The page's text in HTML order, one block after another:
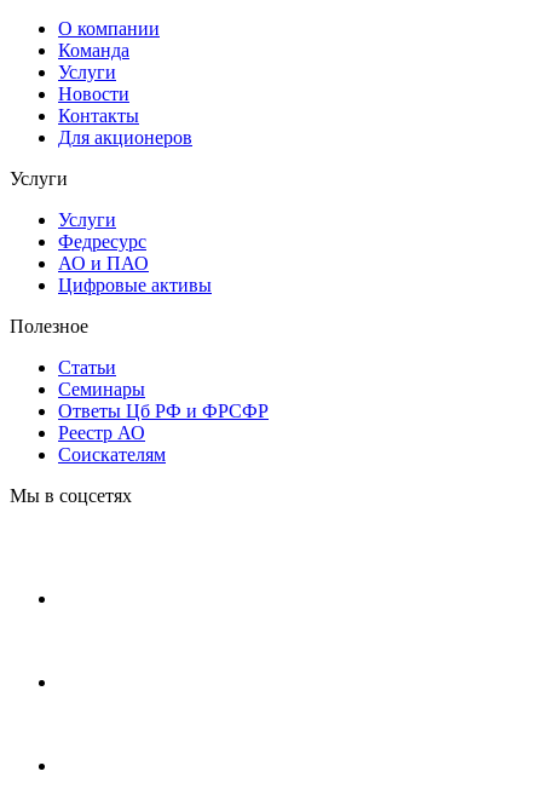
О компании
Команда
Услуги
Новости
Контакты
Для акционеров
Услуги
Услуги
Федресурс
АО и ПАО
Цифровые активы
Полезное
Статьи
Cеминары
Ответы Цб РФ и ФРСФР
Реестр АО
Соискателям
Мы в соцсетях